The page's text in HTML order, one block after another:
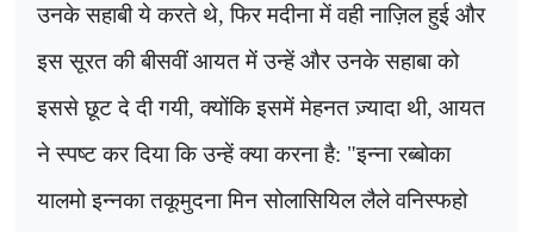
उनके सहाबी ये करते थे,फिर मदीना में वही नाज़िल हुई और
इस सूरत की बीसवीं आयत में उन्हें और उनके सहाबा को
इससे छूट दे दी गयी, क्योंकि इसमें मेहनत ज़्यादा थी, आयत
ने स्पष्ट कर दिया कि उन्हें क्या करना है: "इन्ना रब्बोका
यालमो इन्नका तकूमुदना मिन सोलासियिल लैले वनिस्फहो